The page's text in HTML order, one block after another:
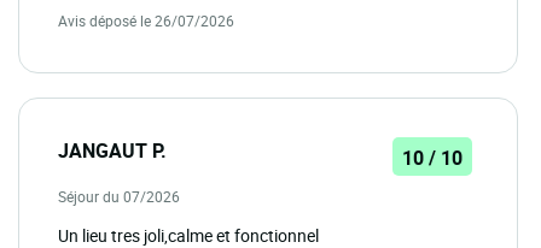
Avis déposé le 26/07/2026
JANGAUT P. 10 / 10
Séjour du 07/2026
Un lieu tres joli,calme et fonctionnel